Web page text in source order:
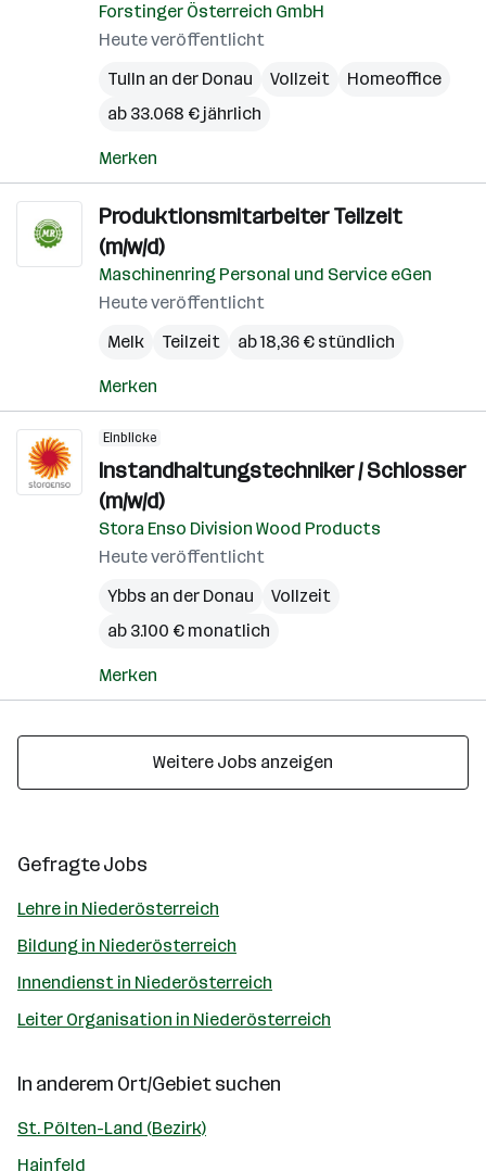
Forstinger Österreich GmbH
Heute veröffentlicht
Tulln an der Donau
Vollzeit
Homeoffice
ab 33.068 € jährlich
Merken
Produktionsmitarbeiter Teilzeit
(m/w/d)
Maschinenring Personal und Service eGen
Heute veröffentlicht
Melk
Teilzeit ab 18,36 € stündlich
Merken
Einblicke
Instandhaltungstechniker / Schlosser
(m/w/d)
Stora Enso Division Wood Products
Heute veröffentlicht
Ybbs an der Donau
Vollzeit
ab 3.100 € monatlich
Merken
Weitere Jobs anzeigen
Gefragte Jobs
Lehre in Niederösterreich
Bildung in Niederösterreich
Innendienst in Niederösterreich
Leiter Organisation in Niederösterreich
In anderem Ort/Gebiet suchen
St. Pölten-Land (Bezirk)
Hainfeld